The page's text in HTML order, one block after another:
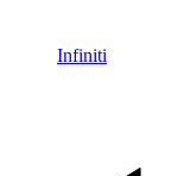
Infiniti